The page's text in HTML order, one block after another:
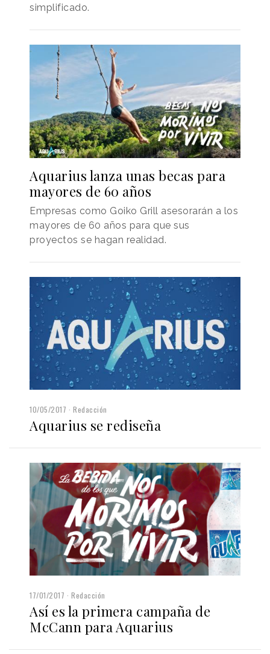
simplificado.
Aquarius lanza unas becas para
mayores de 60 años
Empresas como Goiko Grill asesorarán a los
mayores de 60 años para que sus
proyectos se hagan realidad.
10/05/2017 Redacción
Aquarius se rediseña
17/01/2017 Redacción
Así es la primera campaña de
McCann para Aquarius